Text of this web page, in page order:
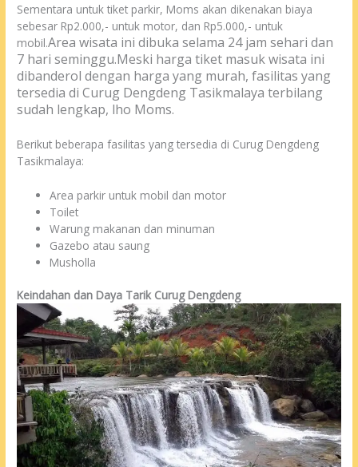
Sementara untuk tiket parkir, Moms akan dikenakan biaya
sebesar Rp2.000,- untuk motor, dan Rp5.000,- untuk
mobil.Area wisata ini dibuka selama 24 jam sehari dan
7 hari seminggu.Meski harga tiket masuk wisata ini
dibanderol dengan harga yang murah, fasilitas yang
tersedia di Curug Dengdeng Tasikmalaya terbilang
sudah lengkap, lho Moms.
Berikut beberapa fasilitas yang tersedia di Curug Dengdeng
Tasikmalaya:
Area parkir untuk mobil dan motor
Toilet
Warung makanan dan minuman
Gazebo atau saung
Musholla
Keindahan dan Daya Tarik Curug Dengdeng